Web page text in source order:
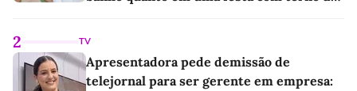
2 TV
Apresentadora pede demissão de
telejornal para ser gerente em empresa: